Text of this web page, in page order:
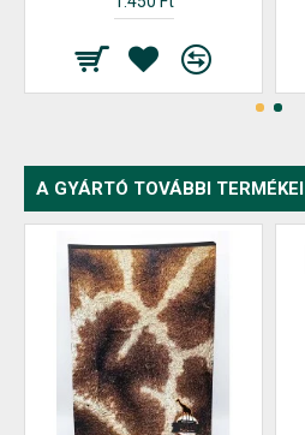
A GYÁRTÓ TOVÁBBI TERMÉKEI